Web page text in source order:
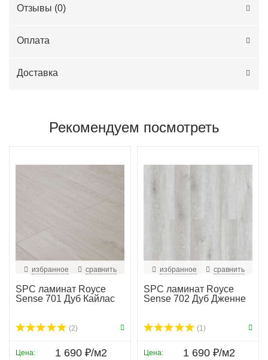
Отзывы (0)
Оплата
Доставка
Рекомендуем посмотреть
избранное сравнить
SPC ламинат Royce
Sense 701 Дуб Кайлас
(2)
Цена: 1 690 ₽/м2
избранное сравнить
SPC ламинат Royce
Sense 702 Дуб Дженне
(1)
Цена: 1 690 ₽/м2